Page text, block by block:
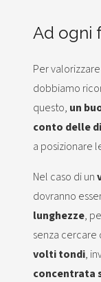
Ad ogni
Per
dobbiamo
questo, un
conto delle
a posizionare
Nel caso di un
dovranno
lunghezze,
senza cercare
volti tondi,
concentrata